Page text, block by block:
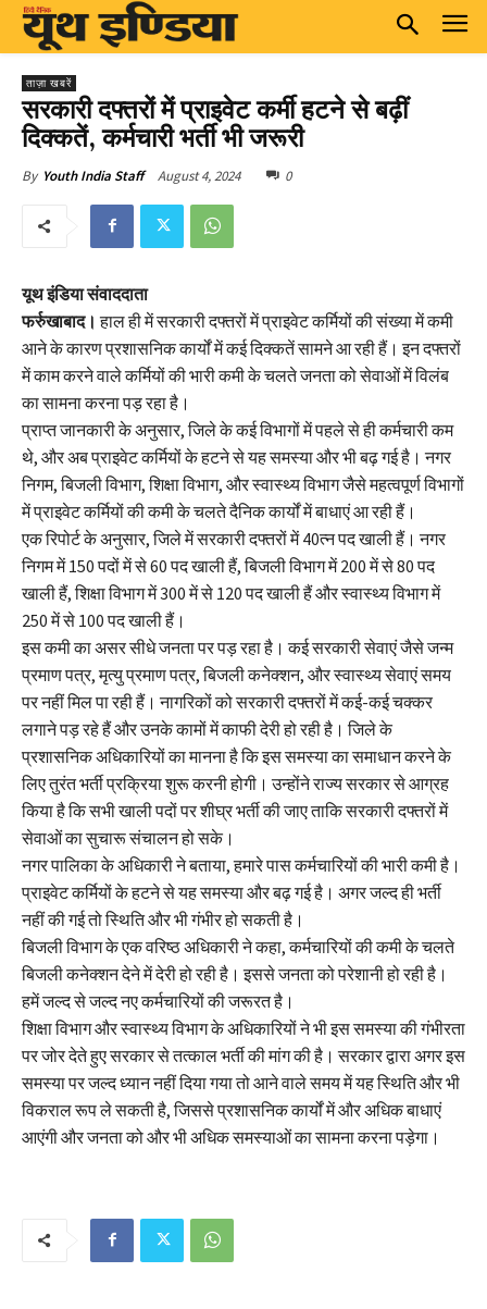
ताज़ा खबरें
सरकारी दफ्तरों में प्राइवेट कर्मी हटने से बढ़ीं
दिक्कतें, कर्मचारी भर्ती भी जरूरी
By Youth India Staff August 4, 2024 0
यूथ इंडिया संवाददाता
फर्रुखाबाद। हाल ही में सरकारी दफ्तरों में प्राइवेट कर्मियों की संख्या में कमी
आने के कारण प्रशासनिक कार्यों में कई दिक्कतें सामने आ रही हैं। इन दफ्तरों
में काम करने वाले कर्मियों की भारी कमी के चलते जनता को सेवाओं में विलंब
का सामना करना पड़ रहा है।
प्राप्त जानकारी के अनुसार, जिले के कई विभागों में पहले से ही कर्मचारी कम
थे, और अब प्राइवेट कर्मियों के हटने से यह समस्या और भी बढ़ गई है। नगर
निगम, बिजली विभाग, शिक्षा विभाग, और स्वास्थ्य विभाग जैसे महत्वपूर्ण विभागों
में प्राइवेट कर्मियों की कमी के चलते दैनिक कार्यों में बाधाएं आ रही हैं।
एक रिपोर्ट के अनुसार, जिले में सरकारी दफ्तरों में 40त्न पद खाली हैं। नगर
निगम में 150 पदों में से 60 पद खाली हैं, बिजली विभाग में 200 में से 80 पद
खाली हैं, शिक्षा विभाग में 300 में से 120 पद खाली हैं और स्वास्थ्य विभाग में
250 में से 100 पद खाली हैं।
इस कमी का असर सीधे जनता पर पड़ रहा है। कई सरकारी सेवाएं जैसे जन्म
प्रमाण पत्र, मृत्यु प्रमाण पत्र, बिजली कनेक्शन, और स्वास्थ्य सेवाएं समय
पर नहीं मिल पा रही हैं। नागरिकों को सरकारी दफ्तरों में कई-कई चक्कर
लगाने पड़ रहे हैं और उनके कामों में काफी देरी हो रही है। जिले के
प्रशासनिक अधिकारियों का मानना है कि इस समस्या का समाधान करने के
लिए तुरंत भर्ती प्रक्रिया शुरू करनी होगी। उन्होंने राज्य सरकार से आग्रह
किया है कि सभी खाली पदों पर शीघ्र भर्ती की जाए ताकि सरकारी दफ्तरों में
सेवाओं का सुचारू संचालन हो सके।
नगर पालिका के अधिकारी ने बताया, हमारे पास कर्मचारियों की भारी कमी है।
प्राइवेट कर्मियों के हटने से यह समस्या और बढ़ गई है। अगर जल्द ही भर्ती
नहीं की गई तो स्थिति और भी गंभीर हो सकती है।
बिजली विभाग के एक वरिष्ठ अधिकारी ने कहा, कर्मचारियों की कमी के चलते
बिजली कनेक्शन देने में देरी हो रही है। इससे जनता को परेशानी हो रही है।
हमें जल्द से जल्द नए कर्मचारियों की जरूरत है।
शिक्षा विभाग और स्वास्थ्य विभाग के अधिकारियों ने भी इस समस्या की गंभीरता
पर जोर देते हुए सरकार से तत्काल भर्ती की मांग की है। सरकार द्वारा अगर इस
समस्या पर जल्द ध्यान नहीं दिया गया तो आने वाले समय में यह स्थिति और भी
विकराल रूप ले सकती है, जिससे प्रशासनिक कार्यों में और अधिक बाधाएं
आएंगी और जनता को और भी अधिक समस्याओं का सामना करना पड़ेगा।